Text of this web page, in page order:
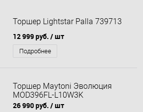
Торшер Lightstar Palla 739713
12 999 руб. / шт
Подробнее
Торшер Maytoni Эволюция
MOD396FL-L10W3K
26 990 руб. / шт